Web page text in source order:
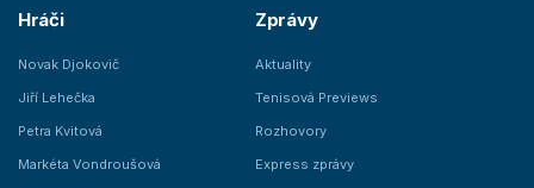
Hráči
Novak Djokovič
Jiří Lehečka
Petra Kvitová
Markéta Vondroušová
Zprávy
Aktuality
Tenisová Previews
Rozhovory
Express zprávy